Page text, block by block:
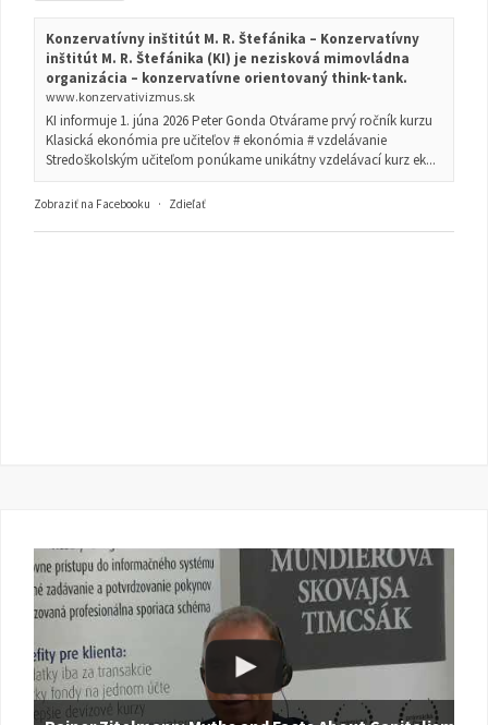
Konzervatívny inštitút M. R. Štefánika – Konzervatívny
inštitút M. R. Štefánika (KI) je nezisková mimovládna
organizácia – konzervatívne orientovaný think-tank.
www.konzervativizmus.sk
KI informuje 1. júna 2026 Peter Gonda Otvárame prvý ročník kurzu
Klasická ekonómia pre učiteľov # ekonómia # vzdelávanie
Stredoškolským učiteľom ponúkame unikátny vzdelávací kurz ek...
Zobraziť na Facebooku · Zdieľať